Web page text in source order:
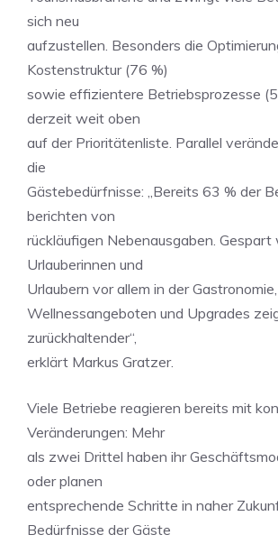
sich neu
aufzustellen. Besonders die
Kostenstruktur (76 %)
sowie effizientere Betriebsprozesse
derzeit weit oben
auf der Prioritätenliste. Parallel
die
Gästebedürfnisse: „Bereits 63 % der
berichten von
rückläufigen Nebenausgaben. Gespart
Urlauberinnen und
Urlaubern vor allem in der
Wellnessangeboten und Upgrades
zurückhaltender“,
erklärt Markus Gratzer.
Viele Betriebe reagieren bereits mit
Veränderungen: Mehr
als zwei Drittel haben ihr
oder planen
entsprechende Schritte in naher
Bedürfnisse der Gäste